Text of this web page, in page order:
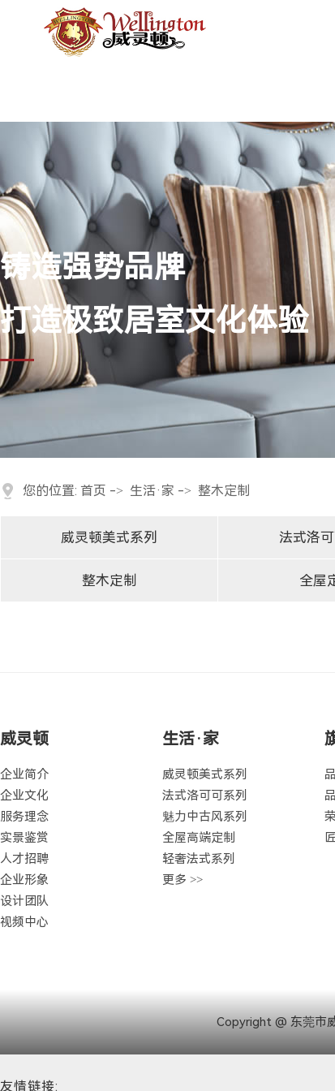
铸造强势品牌
打造极致居室文化体验
您的位置: 首页 -> 生活·家 -> 整木定制
威灵顿美式系列
经典美式（603）
法式洛
整木定制 全屋
威灵顿
企业简介
企业文化
服务理念
实景鉴赏
人才招聘
企业形象
设计团队
视频中心
生活·家
威灵顿美式系列
法式洛可可系列
魅力中古风系列
全屋高端定制
轻奢法式系列
更多 >>
Copyright @ 东莞市
友情链接: